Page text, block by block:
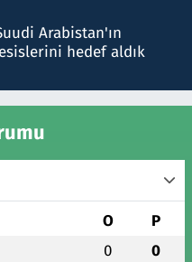
Arabistan'ın
hedef aldık
O P
0 0